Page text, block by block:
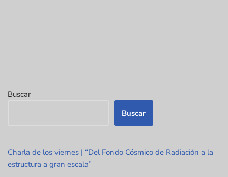
Buscar
Buscar
Charla de los viernes | “Del Fondo Cósmico de Radiación a la
estructura a gran escala”